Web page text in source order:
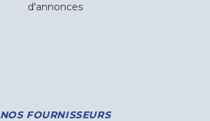
d'annonces
NOS FOURNISSEURS